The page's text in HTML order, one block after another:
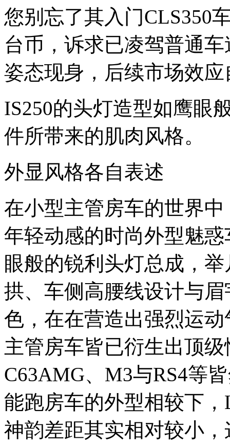
您别忘了其入门CLS350
台币，诉求已凌驾普通车
姿态现身，后续市场效
IS250的头灯造型如鹰眼
件所带来的肌肉风格。
外显风格各自表述
在小型主管房车的世界
年轻动感的时尚外型魅
眼般的锐利头灯总成，
拱、车侧高腰线设计与
色，在在营造出强烈运
主管房车皆已衍生出顶
C63AMG、M3与RS4等
能跑房车的外型相较下
神韵差距其实相对较小